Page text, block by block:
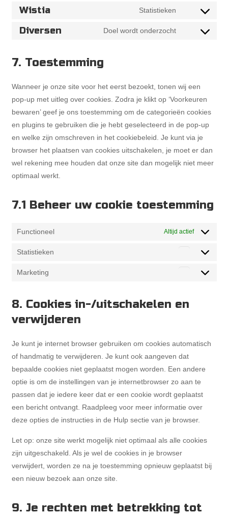
youtube
service
complianz
Wistia StatistiekenConsent
service
Diversen Doel wordt onderzochtConsent
7. Toestemming
Wanneer je onze site voor het eerst bezoekt, tonen wij een
pop-up met uitleg over cookies. Zodra je klikt op ‘Voorkeuren
bewaren’ geef je ons toestemming om de categorieën cookies
en plugins te gebruiken die je hebt geselecteerd in de pop-up
en welke zijn omschreven in het cookiebeleid. Je kunt via je
browser het plaatsen van cookies uitschakelen, je moet er dan
wel rekening mee houden dat onze site dan mogelijk niet meer
optimaal werkt.
7.1 Beheer uw cookie toestemming
Functioneel Altijd actief
Statistieken
Marketing
Marketing
8. Cookies in-/uitschakelen en
verwijderen
Je kunt je internet browser gebruiken om cookies automatisch
of handmatig te verwijderen. Je kunt ook aangeven dat
bepaalde cookies niet geplaatst mogen worden. Een andere
optie is om de instellingen van je internetbrowser zo aan te
passen dat je iedere keer dat er een cookie wordt geplaatst
een bericht ontvangt. Raadpleeg voor meer informatie over
deze opties de instructies in de Hulp sectie van je browser.
Let op: onze site werkt mogelijk niet optimaal als alle cookies
zijn uitgeschakeld. Als je wel de cookies in je browser
verwijdert, worden ze na je toestemming opnieuw geplaatst bij
een nieuw bezoek aan onze site.
9. Je rechten met betrekking tot